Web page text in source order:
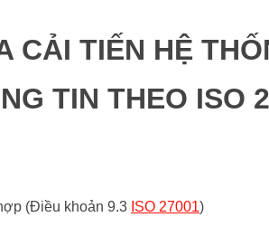
CẢI TIẾN HỆ
TIN THEO ISO
(Điều khoản 9.3 ISO 27001)